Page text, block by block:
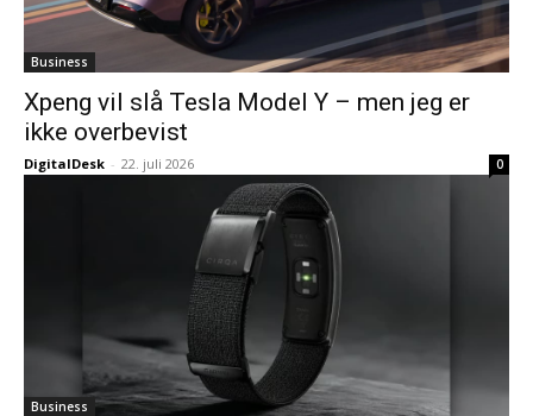
Business
Xpeng vil slå Tesla Model Y – men jeg er
ikke overbevist
DigitalDesk - 22. juli 2026 0
Business